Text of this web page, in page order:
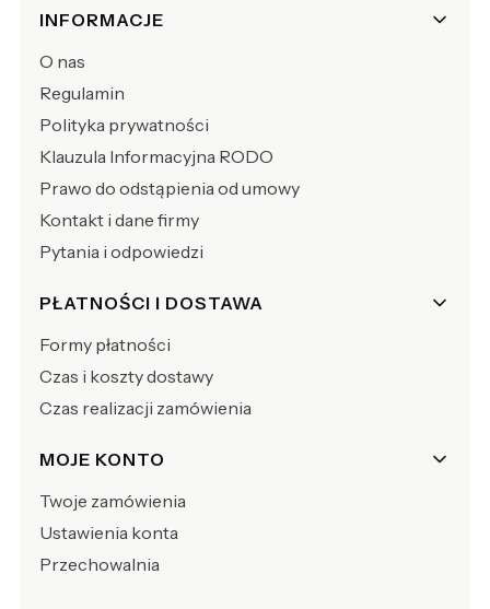
Linki w stopce
INFORMACJE
O nas
Regulamin
Polityka prywatności
Klauzula Informacyjna RODO
Prawo do odstąpienia od umowy
Kontakt i dane firmy
Pytania i odpowiedzi
PŁATNOŚCI I DOSTAWA
Formy płatności
Czas i koszty dostawy
Czas realizacji zamówienia
MOJE KONTO
Twoje zamówienia
Ustawienia konta
Przechowalnia